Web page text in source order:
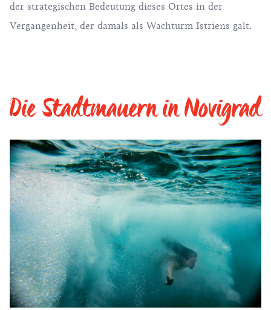
der strategischen Bedeutung dieses Ortes in der
Vergangenheit, der damals als Wachturm Istriens galt.
Die Stadtmauern in Novigrad